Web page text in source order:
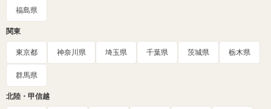
福島県
関東
東京都 神奈川県 埼玉県 千葉県 茨城県 栃木県
群馬県
北陸・甲信越